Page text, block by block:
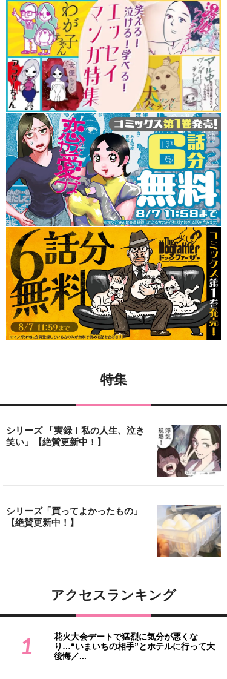
特集
シリーズ 「実録！私の人生、泣き
笑い」【絶賛更新中！】
シリーズ「買ってよかったもの」
【絶賛更新中！】
アクセスランキング
1
花火大会デートで猛烈に気分が悪くな
り…“いまいちの相手”とホテルに行って大
後悔／...